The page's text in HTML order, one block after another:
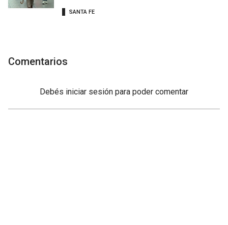
SANTA FE
Comentarios
Debés iniciar sesión para poder comentar